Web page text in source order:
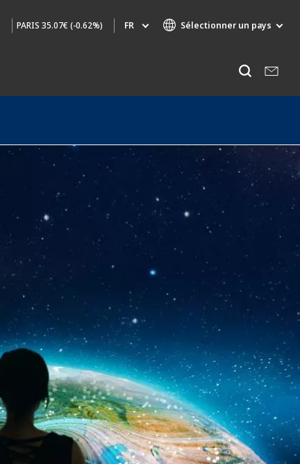
PARIS 35.07€ (-0.62%) FR Sélectionner un pays
AIR QUALITY
INGÉNIERIE & CONSEIL
HAZARDOUS WASTE EUROPE
INDUSTRIES GLOBAL SOLUTIONS
NUCLEAR SOLUTIONS
OFIS
SEDE BENELUX
VEOLIA AGRICULTURE
WATER TECHNOLOGIES